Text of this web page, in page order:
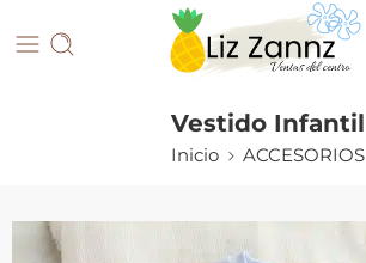
Vestido Infantil
Inicio ACCESORIOS